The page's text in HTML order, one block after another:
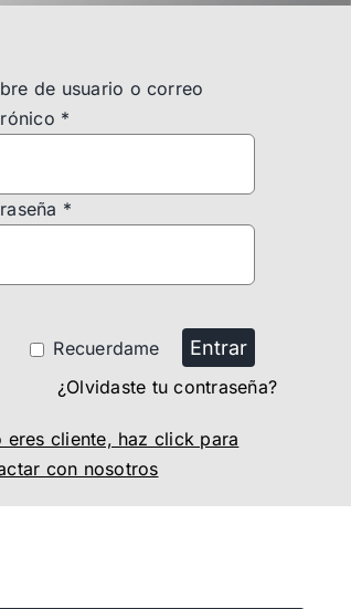
de usuario o correo
*
*
Recuerdame Entrar
¿Olvidaste tu contraseña?
eres cliente, haz click para
con nosotros